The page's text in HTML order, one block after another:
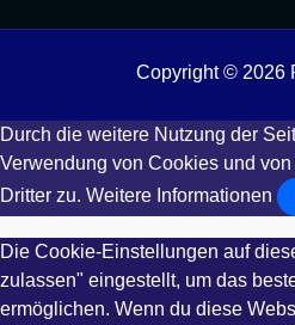
Copyright © 2026
Durch die weitere Nutzung der
Verwendung von Cookies und
Dritter zu. Weitere Informationen
Die Cookie-Einstellungen auf
zulassen" eingestellt, um das
ermöglichen. Wenn du diese